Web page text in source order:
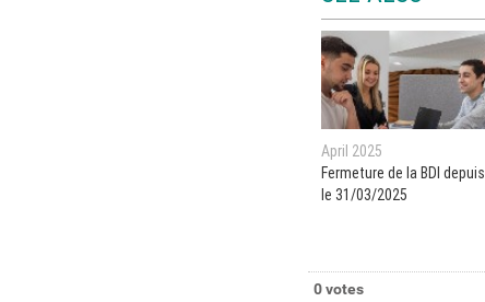
April 2025
Fermeture de la BDI depuis
le 31/03/2025
0 votes